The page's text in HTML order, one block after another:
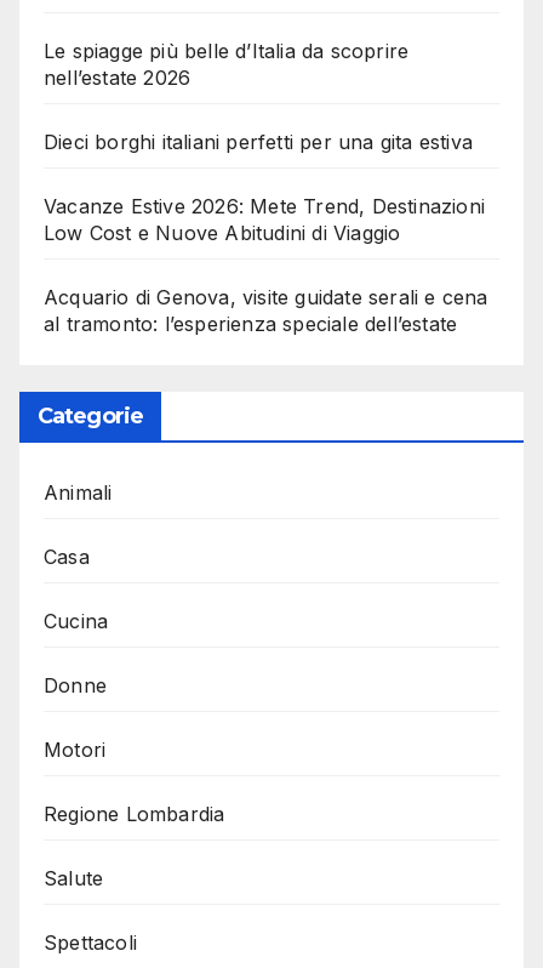
Le spiagge più belle d’Italia da scoprire
nell’estate 2026
Dieci borghi italiani perfetti per una gita estiva
Vacanze Estive 2026: Mete Trend, Destinazioni
Low Cost e Nuove Abitudini di Viaggio
Acquario di Genova, visite guidate serali e cena
al tramonto: l’esperienza speciale dell’estate
Categorie
Animali
Casa
Cucina
Donne
Motori
Regione Lombardia
Salute
Spettacoli